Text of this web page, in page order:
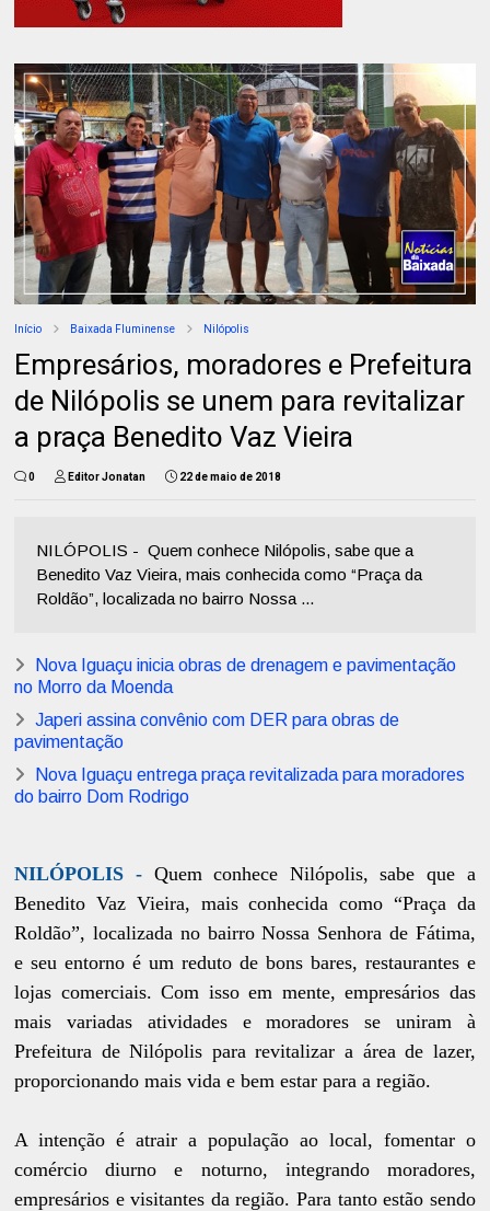
Início Baixada Fluminense Nilópolis
Empresários, moradores e Prefeitura
de Nilópolis se unem para revitalizar
a praça Benedito Vaz Vieira
0 Editor Jonatan 22 de maio de 2018
NILÓPOLIS - Quem conhece Nilópolis, sabe que a
Benedito Vaz Vieira, mais conhecida como “Praça da
Roldão”, localizada no bairro Nossa ...
Nova Iguaçu inicia obras de drenagem e pavimentação
no Morro da Moenda
Japeri assina convênio com DER para obras de
pavimentação
Nova Iguaçu entrega praça revitalizada para moradores
do bairro Dom Rodrigo
NILÓPOLIS - Quem conhece Nilópolis, sabe que a
Benedito Vaz Vieira, mais conhecida como “Praça da
Roldão”, localizada no bairro Nossa Senhora de Fátima,
e seu entorno é um reduto de bons bares, restaurantes e
lojas comerciais. Com isso em mente, empresários das
mais variadas atividades e moradores se uniram à
Prefeitura de Nilópolis para revitalizar a área de lazer,
proporcionando mais vida e bem estar para a região.
A intenção é atrair a população ao local, fomentar o
comércio diurno e noturno, integrando moradores,
empresários e visitantes da região. Para tanto estão sendo